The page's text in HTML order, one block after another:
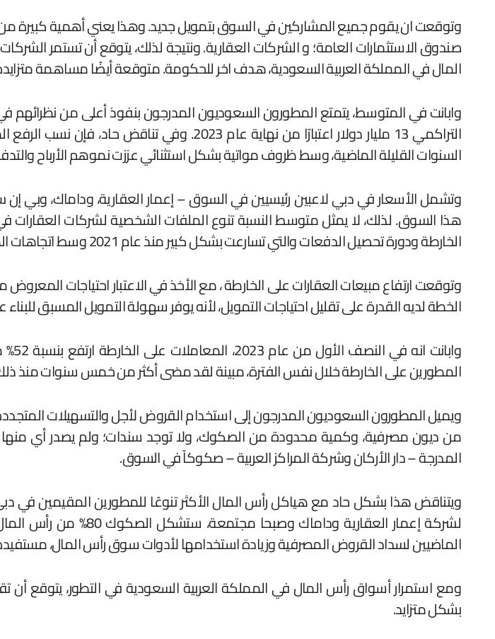
وتوقعت ان يقوم جميع المشاركين في السوق بتمويل جديد. وهذا يعني أهمية كبيرة من
صندوق الاستثمارات العامة؛ و الشركات العقارية. ونتيجة لذلك، يتوقع أن تستمر
المال في المملكة العربية السعودية، هدف اخر للحكومة. متوقعة أيضًا مساهمة
وابانت في المتوسط، يتمتع المطورون السعوديون المدرجون بنفوذ أعلى من نظرائهم
التراكمي 13 مليار دولار اعتبارًا من نهاية
السنوات القليلة الماضية، وسط ظروف مواتية بشكل استثنائي عززت نموهم الأرباح
وتشمل الأسعار في دبي لاعبين رئيسيين في السوق – إعمار العقارية، وداماك، وبي إن
هذا السوق. لذلك، لا يمثل متوسط النسبة تنوع الملفات الشخصية لشركات
الخارطة ودورة تحصيل الدفعات والتي تسارعت بشكل كبير منذ عام 2021 وسط اتجاهات الطلب المواتية.
وتوقعت ارتفاع مبيعات العقارات على الخارطة ، مع الأخذ في الاعتبار احتياجات
الخطة لديه القدرة على تقليل احتياجات التمويل، لأنه يوفر سهولة التمويل المسبق
المطورين على الخارطة خلال نفس الفترة، مبينة لقد مضى أكثر من خمس سنوات منذ
ويميل المطورون السعوديون المدرجون إلى استخدام القروض لأجل والتسهيلات
من ديون مصرفية، وكمية محدودة من الصكوك، ولا توجد سندات؛ ولم يصدر أي منها
المدرجة – دار الأركان وشركة المراكز العربية – صكوكاً في السوق.
لشركة إعمار العقارية
الماضيين لسداد القروض المصرفية وزيادة استخدامها لأدوات سوق رأس المال،
ومع استمرار أسواق رأس المال في المملكة العربية السعودية في التطور، يتوقع أن
بشكل متزايد.